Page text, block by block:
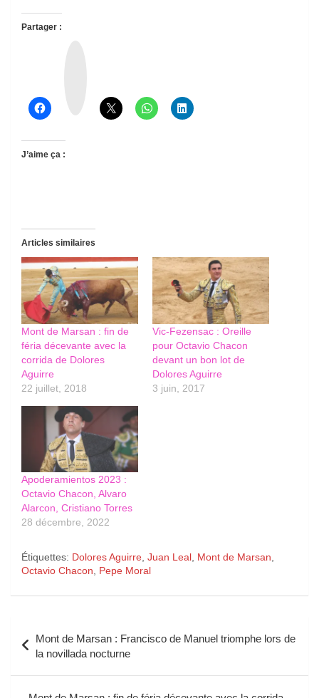
Partager :
J’aime ça :
Articles similaires
Mont de Marsan : fin de
féria décevante avec la
corrida de Dolores
Aguirre
22 juillet, 2018
Vic-Fezensac : Oreille
pour Octavio Chacon
devant un bon lot de
Dolores Aguirre
3 juin, 2017
Apoderamientos 2023 :
Octavio Chacon, Alvaro
Alarcon, Cristiano Torres
28 décembre, 2022
Étiquettes: Dolores Aguirre, Juan Leal, Mont de Marsan,
Octavio Chacon, Pepe Moral
de
l’article
Mont de Marsan : Francisco de Manuel triomphe lors de
la novillada nocturne